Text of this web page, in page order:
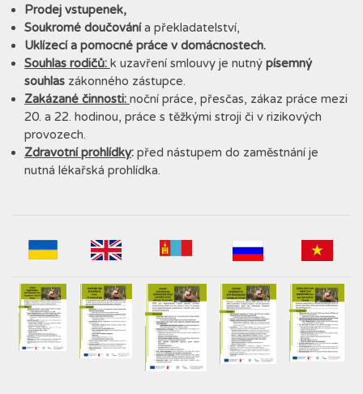
Prodej vstupenek,
Soukromé doučovánía překladatelství,
Uklízecí a pomocné práce v domácnostech.
Souhlas rodičů: k uzavření smlouvy je nutný písemný
souhlas zákonného zástupce.
Zakázané činnosti: noční práce, přesčas, zákaz práce mezi
20. a 22. hodinou, práce s těžkými stroji či v rizikových
provozech.
Zdravotní prohlídky: před nástupem do zaměstnání je
nutná lékařská prohlídka.